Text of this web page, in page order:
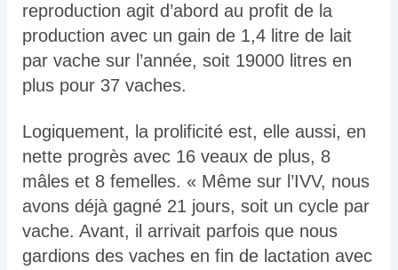
reproduction agit d’abord au profit de la
production avec un gain de 1,4 litre de lait
par vache sur l’année, soit 19000 litres en
plus pour 37 vaches.
Logiquement, la prolificité est, elle aussi, en
nette progrès avec 16 veaux de plus, 8
mâles et 8 femelles. « Même sur l’IVV, nous
avons déjà gagné 21 jours, soit un cycle par
vache. Avant, il arrivait parfois que nous
gardions des vaches en fin de lactation avec